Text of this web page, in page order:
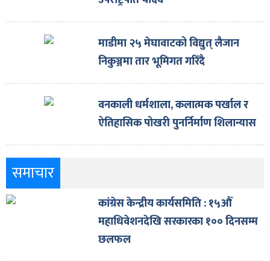
माडीमा २५ मेघावाटको विद्युत् लैजान
निकुञ्जमा तार भूमिगत गरिँदै
वनकाली धर्मशाला, कलात्मक पर्खाल र
ऐतिहासिक पोखरी पुनर्निर्माण शिलान्यास
समाचार
कांग्रेस केन्द्रीय कार्यसमिति : १५औँ
महाधिवेशनदेखि सरकारका १०० दिनसम्म
छलफल